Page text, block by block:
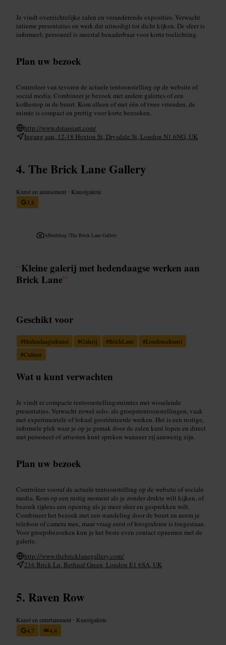
Je vindt overzichtelijke zalen en veranderende exposities. Verwacht
intieme presentaties en werk dat uitnodigt tot dicht kijken. De sfeer is
informeel; personeel is meestal benaderbaar voor korte toelichting.
Plan uw bezoek
Controleer van tevoren de actuele tentoonstelling op de website of
social media. Combineer je bezoek met andere galeries of een
koffiestop in de buurt. Kom alleen of met één of twee vrienden, de
ruimte is compact en prettig voor korte bezoeken.
http://www.dstassiart.com/
Ingang aan, 12-18 Hoxton St, Drysdale St, London N1 6NG, UK
The Brick Lane Gallery
Kunst en amusement • Kunstgalerie
3,8
Afbeelding /The Brick Lane Gallery
“Kleine galerij met hedendaagse werken aan
Brick Lane”
Geschikt voor
#Hedendaagsekunst #Galerij #BrickLane #Londensekunst
#Cultuur
Wat u kunt verwachten
Je vindt er compacte tentoonstellingsruimtes met wisselende
presentaties. Verwacht zowel solo- als groepstentoonstellingen, vaak
met experimentele of lokaal georiënteerde werken. Het is een rustige,
informele plek waar je op je gemak door de zalen kunt lopen en direct
met personeel of artiesten kunt spreken wanneer zij aanwezig zijn.
Plan uw bezoek
Controleer vooraf de actuele tentoonstelling op de website of sociale
media. Kom op een rustig moment als je zonder drukte wilt kijken, of
bezoek tijdens een opening als je meer sfeer en gesprekken wilt.
Combineer het bezoek met een wandeling door de buurt en neem je
telefoon of camera mee, maar vraag eerst of fotograferen is toegestaan.
Voor groepsbezoeken kun je het beste even contact opnemen met de
galerie.
http://www.thebricklanegallery.com/
216 Brick Ln, Bethnal Green, London E1 6SA, UK
Raven Row
Kunst en entertainment • Kunstgalerie
4,7
4,4